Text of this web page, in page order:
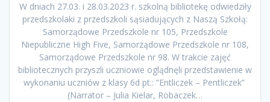
W dniach 27.03. i 28.03.2023 r. szkolną bibliotekę odwiedziły
przedszkolaki z przedszkoli sąsiadujących z Naszą Szkołą:
Samorządowe Przedszkole nr 105, Przedszkole
Niepubliczne High Five, Samorządowe Przedszkole nr 108,
Samorządowe Przedszkole nr 98. W trakcie zajęć
bibliotecznych przyszli uczniowie oglądnęli przedstawienie w
wykonaniu uczniów z klasy 6d pt.: ”Entliczek – Pentliczek”
(Narrator – Julia Kielar, Robaczek…